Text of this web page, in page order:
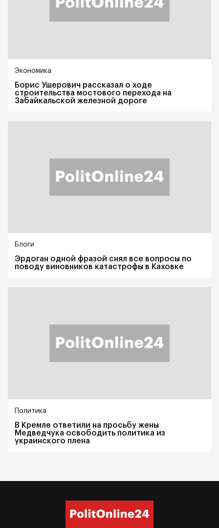
Экономика
Борис Ушерович рассказал о ходе
строительства мостового перехода на
Забайкальской железной дороге
Блоги
Эрдоган одной фразой снял все вопросы по
поводу виновников катастрофы в Каховке
Политика
В Кремле ответили на просьбу жены
Медведчука освободить политика из
украинского плена